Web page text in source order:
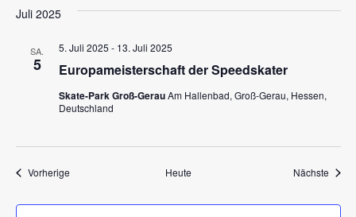
Juli 2025
SA.
5 Europameisterschaft der Speedskater
5. Juli 2025 - 13. Juli 2025
Skate-Park Groß-GerauAm Hallenbad, Groß-Gerau, Hessen,
Deutschland
VorherigeVeranstaltungen Heute Nächste